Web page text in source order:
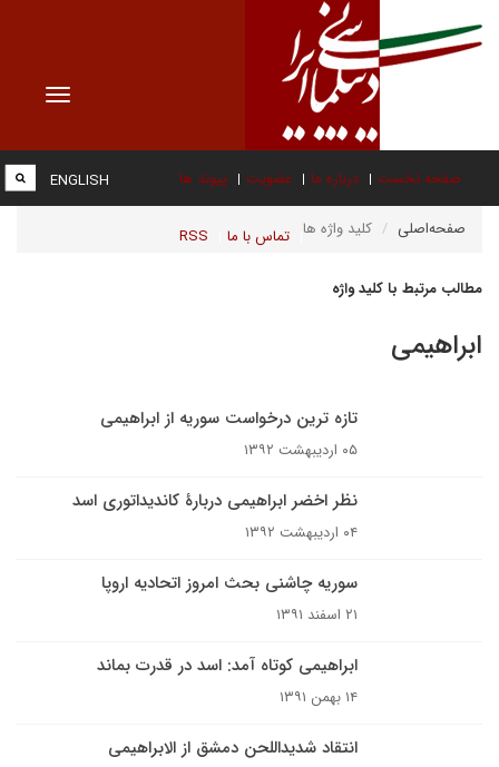
Toggle
صفحه نخست درباره ما عضویت پیوند ها
تماس با ما RSS
ENGLISH
صفحه‌اصلی کلید واژه ها
مطالب مرتبط با کلید واژه
ابراهیمی
تازه ترین درخواست سوریه از ابراهیمی
۰۵ اردیبهشت ۱۳۹۲
نظر اخضر ابراهیمی دربارۀ کاندیداتوری اسد
۰۴ اردیبهشت ۱۳۹۲
سوریه چاشنی بحث امروز اتحادیه اروپا
۲۱ اسفند ۱۳۹۱
ابراهیمی کوتاه آمد: اسد در قدرت بماند
۱۴ بهمن ۱۳۹۱
انتقاد شدیداللحن دمشق از الابراهیمی